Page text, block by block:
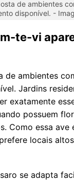
de ambientes
disponível. -
te-vi
de ambientes
Jardins
exatamente
possuem
Como essa ave
locais
se adapta